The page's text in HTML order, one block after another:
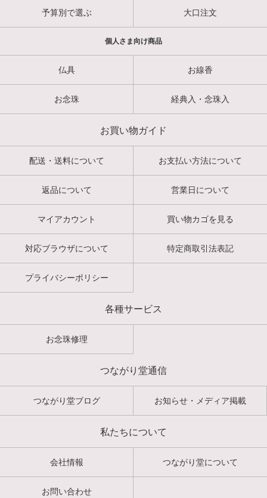
予算別で選ぶ 大口注文
個人さま向け商品
仏具 お線香
お念珠 経典入・念珠入
お買い物ガイド
配送・送料について お支払い方法について
返品について 営業日について
マイアカウント 買い物カゴを見る
対応ブラウザについて 特定商取引法表記
プライバシーポリシー
各種サービス
お念珠修理
つながり堂通信
つながり堂ブログ お知らせ・メディア掲載
私たちについて
会社情報 つながり堂について
お問い合わせ